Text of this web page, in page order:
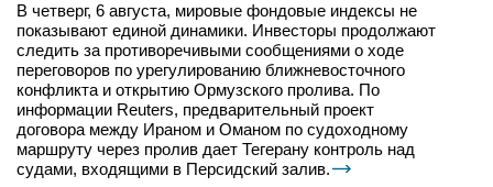
В четверг, 6 августа, мировые фондовые индексы не
показывают единой динамики. Инвесторы продолжают
следить за противоречивыми сообщениями о ходе
переговоров по урегулированию ближневосточного
конфликта и открытию Ормузского пролива. По
информации Reuters, предварительный проект
договора между Ираном и Оманом по судоходному
маршруту через пролив дает Тегерану контроль над
судами, входящими в Персидский залив.